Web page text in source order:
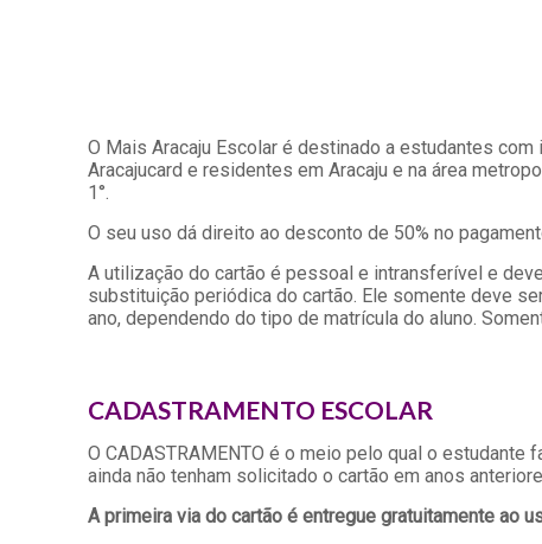
O Mais Aracaju Escolar é destinado a estudantes
Aracajucard e residentes em Aracaju e na área
1°.
O seu uso dá direito ao desconto de 50% no
A utilização do cartão é pessoal e intransferível e
substituição periódica do cartão. Ele somente deve
ano, dependendo do tipo de matrícula do aluno.
CADASTRAMENTO ESCOLAR
O CADASTRAMENTO é o meio pelo qual o
ainda não tenham solicitado o cartão em anos
A primeira via do cartão é entregue gratuitamente ao